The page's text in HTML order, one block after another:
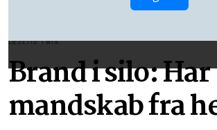
LÆSETID 1 MIN.
Brand i silo: Har
mandskab fra